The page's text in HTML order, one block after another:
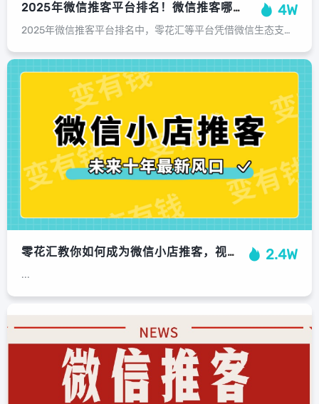
2025年微信推客平台排名！微信推客哪个平台靠谱？TOP3深度评测！ 4W
2025年微信推客平台排名中，零花汇等平台凭借微信生态支持、商品库丰富度及佣金模式创新成为行业标杆。...
零花汇教你如何成为微信小店推客，视频号推客具体到底怎么做？ 2.4W
...